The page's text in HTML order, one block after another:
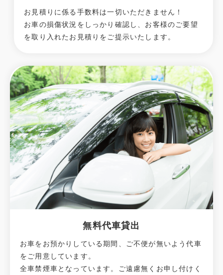
お見積りに係る手数料は一切いただきません！
お車の損傷状況をしっかり確認し、お客様のご要望
を取り入れたお見積りをご提示いたします。
無料代車貸出
お車をお預かりしている期間、ご不便が無いよう代車
をご用意しています。
全車禁煙車となっています。ご遠慮無くお申し付けく